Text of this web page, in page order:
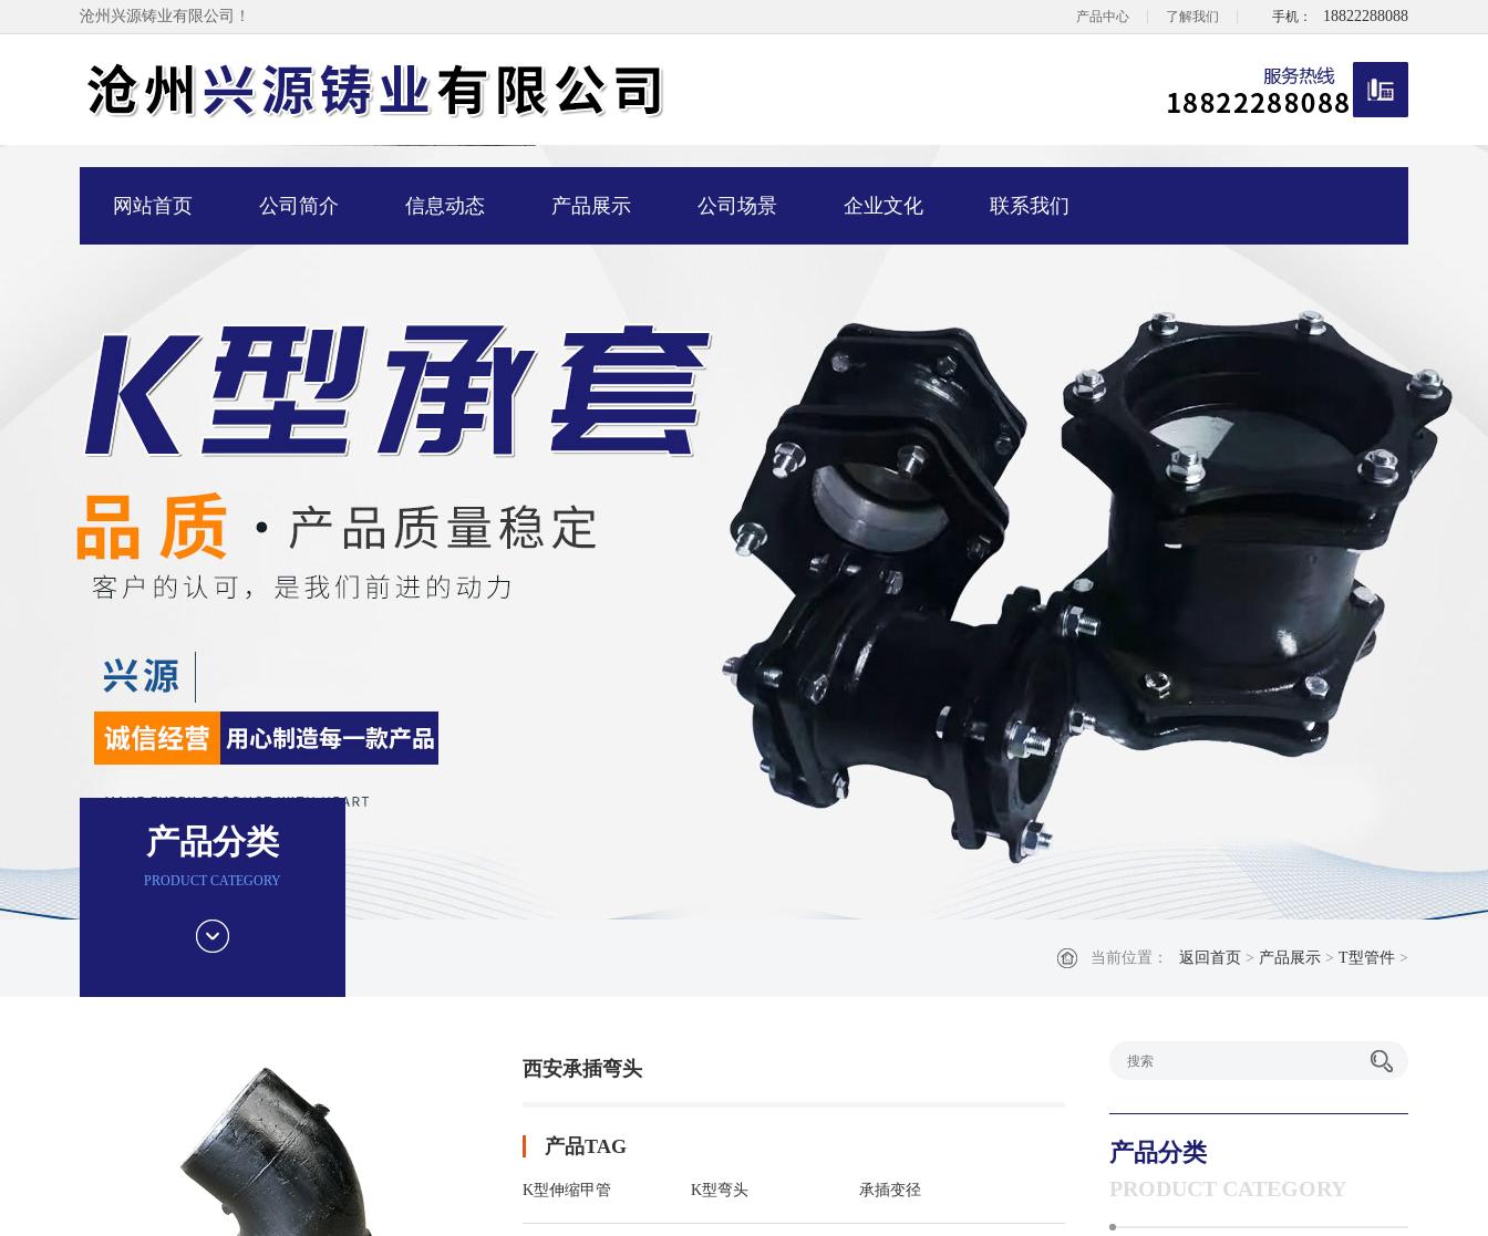
沧州兴源铸业有限公司！ 手机： 18822288088
产品中心 了解我们
网站首页 公司简介 信息动态 产品展示 公司场景 企业文化 联系我们
产品分类
PRODUCT CATEGORY
当前位置： 返回首页 > 产品展示 > T型管件 >
西安承插弯头
产品TAG
K型伸缩甲管 K型弯头 承插变径
产品分类
PRODUCT CATEGORY